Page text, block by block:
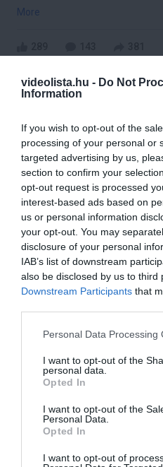
videolista.hu - Do Not
Information
If you wish to opt-out of the
processing of your personal or
targeted advertising by us,
section to confirm your
opt-out request is processed
interest-based ads based on
us or personal information
your opt-out. You may
disclosure of your personal
IAB’s list of downstream
also be disclosed by us to third
Downstream Participants that
Please note that this website/
not limited to your visit or
grant or deny consent to
use your data for below
consent section.
Personal Data Processing
I want to opt-out of the
personal data.
Opted In
I want to opt-out of the
Personal Data.
Opted In
I want to opt-out of
More
Fungus Dries Up And
Use
More
289 184 292
10 h 2 min